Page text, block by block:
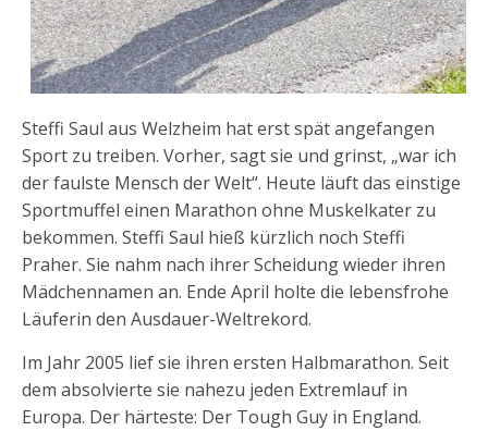
Steffi Saul aus Welzheim hat erst spät angefangen
Sport zu treiben. Vorher, sagt sie und grinst, „war ich
der faulste Mensch der Welt“. Heute läuft das einstige
Sportmuffel einen Marathon ohne Muskelkater zu
bekommen. Steffi Saul hieß kürzlich noch Steffi
Praher. Sie nahm nach ihrer Scheidung wieder ihren
Mädchennamen an. Ende April holte die lebensfrohe
Läuferin den Ausdauer-Weltrekord.
Im Jahr 2005 lief sie ihren ersten Halbmarathon. Seit
dem absolvierte sie nahezu jeden Extremlauf in
Europa. Der härteste: Der Tough Guy in England.